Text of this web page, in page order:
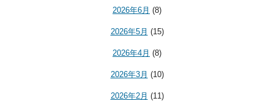
2026年6月 (8)
2026年5月 (15)
2026年4月 (8)
2026年3月 (10)
2026年2月 (11)